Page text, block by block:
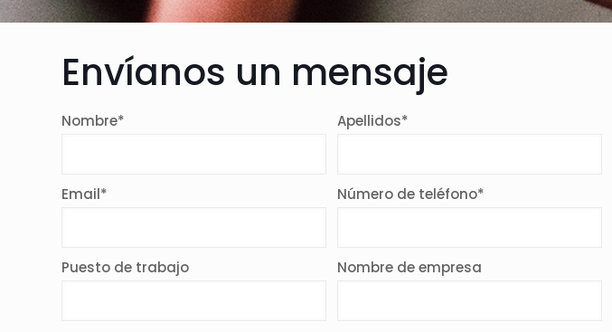
Envíanos un mensaje
Nombre* Apellidos*
Email* Número de teléfono*
Puesto de trabajo Nombre de empresa